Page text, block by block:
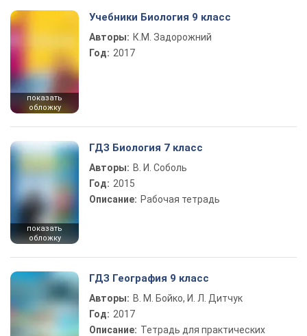
показать
обложку
Учебники Биология 9 класс
Авторы: К.М. Задорожний
Год: 2017
показать
обложку
ГДЗ Биология 7 класс
Авторы: В. И. Соболь
Год: 2015
Описание: Рабочая тетрадь
ГДЗ География 9 класс
Авторы: В. М. Бойко, И. Л. Дитчук
Год: 2017
Описание: Тетрадь для практических